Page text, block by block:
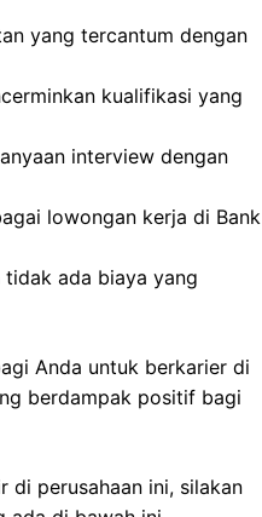
yang tercantum dengan
kualifikasi yang
interview dengan
lowongan kerja di Bank
ada biaya yang
Anda untuk berkarier di
berdampak positif bagi
di perusahaan ini, silakan